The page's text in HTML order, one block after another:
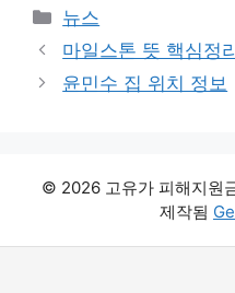
카
테
고
리
뉴스
마일스톤 뜻 핵심정
윤민수 집 위치 정보
© 2026 고유가 피해지원
제작됨